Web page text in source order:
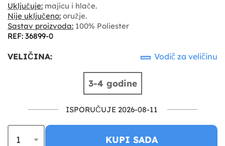
Uključuje: majicu i hlače.
Nije uključeno: oružje.
Sastav proizvoda: 100% Poliester
REF: 36899-0
VELIČINA: Vodič za veličinu
3-4 godine
ISPORUČUJE 2026-08-11
KUPI SADA